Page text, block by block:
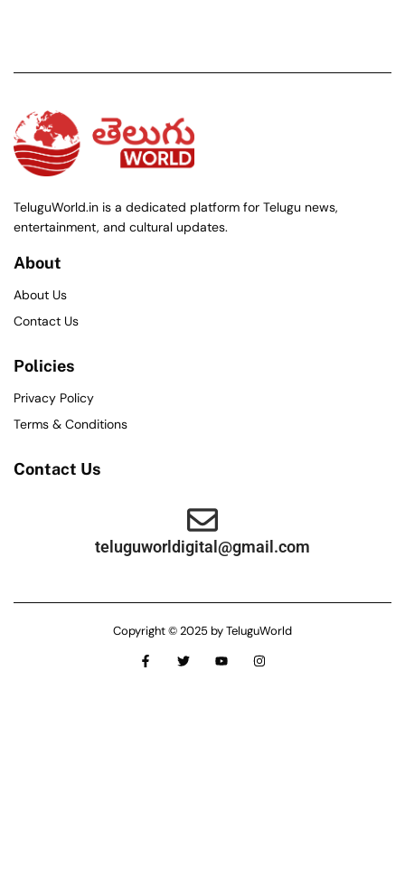
TeluguWorld.in is a dedicated platform for Telugu news,
entertainment, and cultural updates.
About
About Us
Contact Us
Policies
Privacy Policy
Terms & Conditions
Contact Us
teluguworldigital@gmail.com
Copyright © 2025 by TeluguWorld